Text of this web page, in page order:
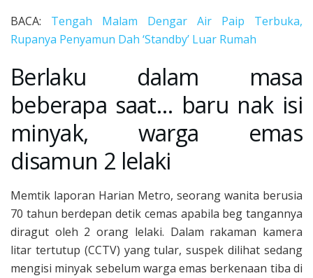
BACA: Tengah Malam Dengar Air Paip Terbuka,
Rupanya Penyamun Dah ‘Standby’ Luar Rumah
Berlaku dalam masa
beberapa saat… baru nak isi
minyak, warga emas
disamun 2 lelaki
Memtik laporan Harian Metro, seorang wanita berusia
70 tahun berdepan detik cemas apabila beg tangannya
diragut oleh 2 orang lelaki. Dalam rakaman kamera
litar tertutup (CCTV) yang tular, suspek dilihat sedang
mengisi minyak sebelum warga emas berkenaan tiba di